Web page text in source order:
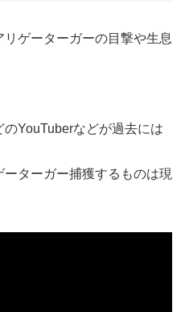
ゲーターガーの目撃や生息
YouTuberなどが過去には
ターガー捕獲するものは現